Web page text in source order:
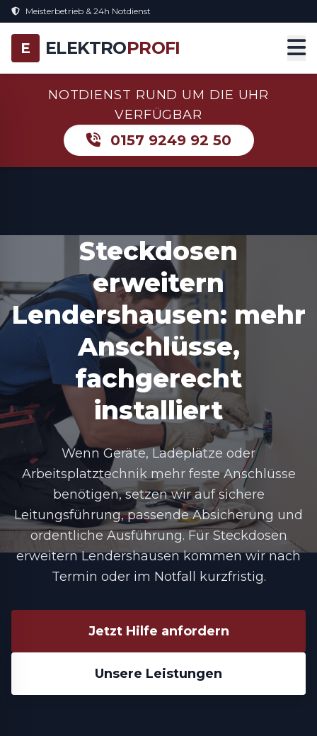
Meisterbetrieb & 24h Notdienst
E ELEKTROPROFI
NOTDIENST RUND UM DIE UHR
VERFÜGBAR
0157 9249 92 50
Steckdosen
erweitern
Lendershausen: mehr
Anschlüsse,
fachgerecht
installiert
Wenn Geräte, Ladeplätze oder
Arbeitsplatztechnik mehr feste Anschlüsse
benötigen, setzen wir auf sichere
Leitungsführung, passende Absicherung und
ordentliche Ausführung. Für Steckdosen
erweitern Lendershausen kommen wir nach
Termin oder im Notfall kurzfristig.
Jetzt Hilfe anfordern
Unsere Leistungen